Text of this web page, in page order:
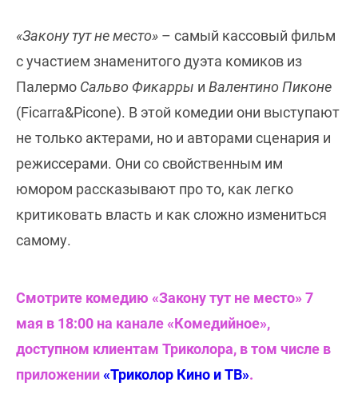
«Закону тут не место» – самый кассовый фильм
с участием знаменитого дуэта комиков из
Палермо Сальво Фикарры и Валентино Пиконе
(Ficarra&Picone). В этой комедии они выступают
не только актерами, но и авторами сценария и
режиссерами. Они со свойственным им
юмором рассказывают про то, как легко
критиковать власть и как сложно измениться
самому.
Смотрите комедию «Закону тут не место» 7
мая в 18:00 на канале «Комедийное»,
доступном клиентам Триколора, в том числе в
приложении«Триколор Кино и ТВ».